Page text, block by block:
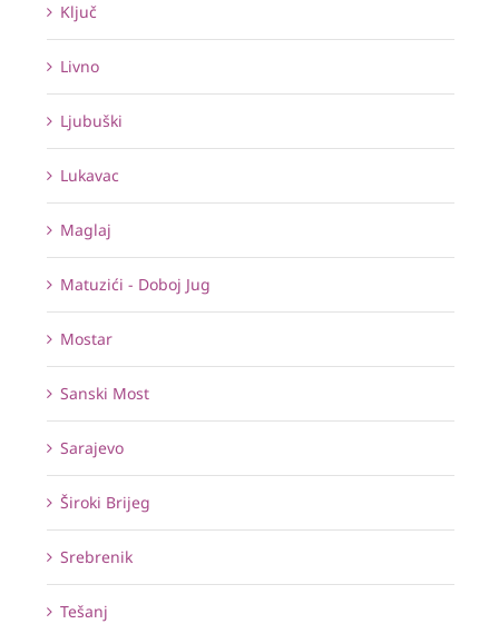
Ključ
Livno
Ljubuški
Lukavac
Maglaj
Matuzići - Doboj Jug
Mostar
Sanski Most
Sarajevo
Široki Brijeg
Srebrenik
Tešanj